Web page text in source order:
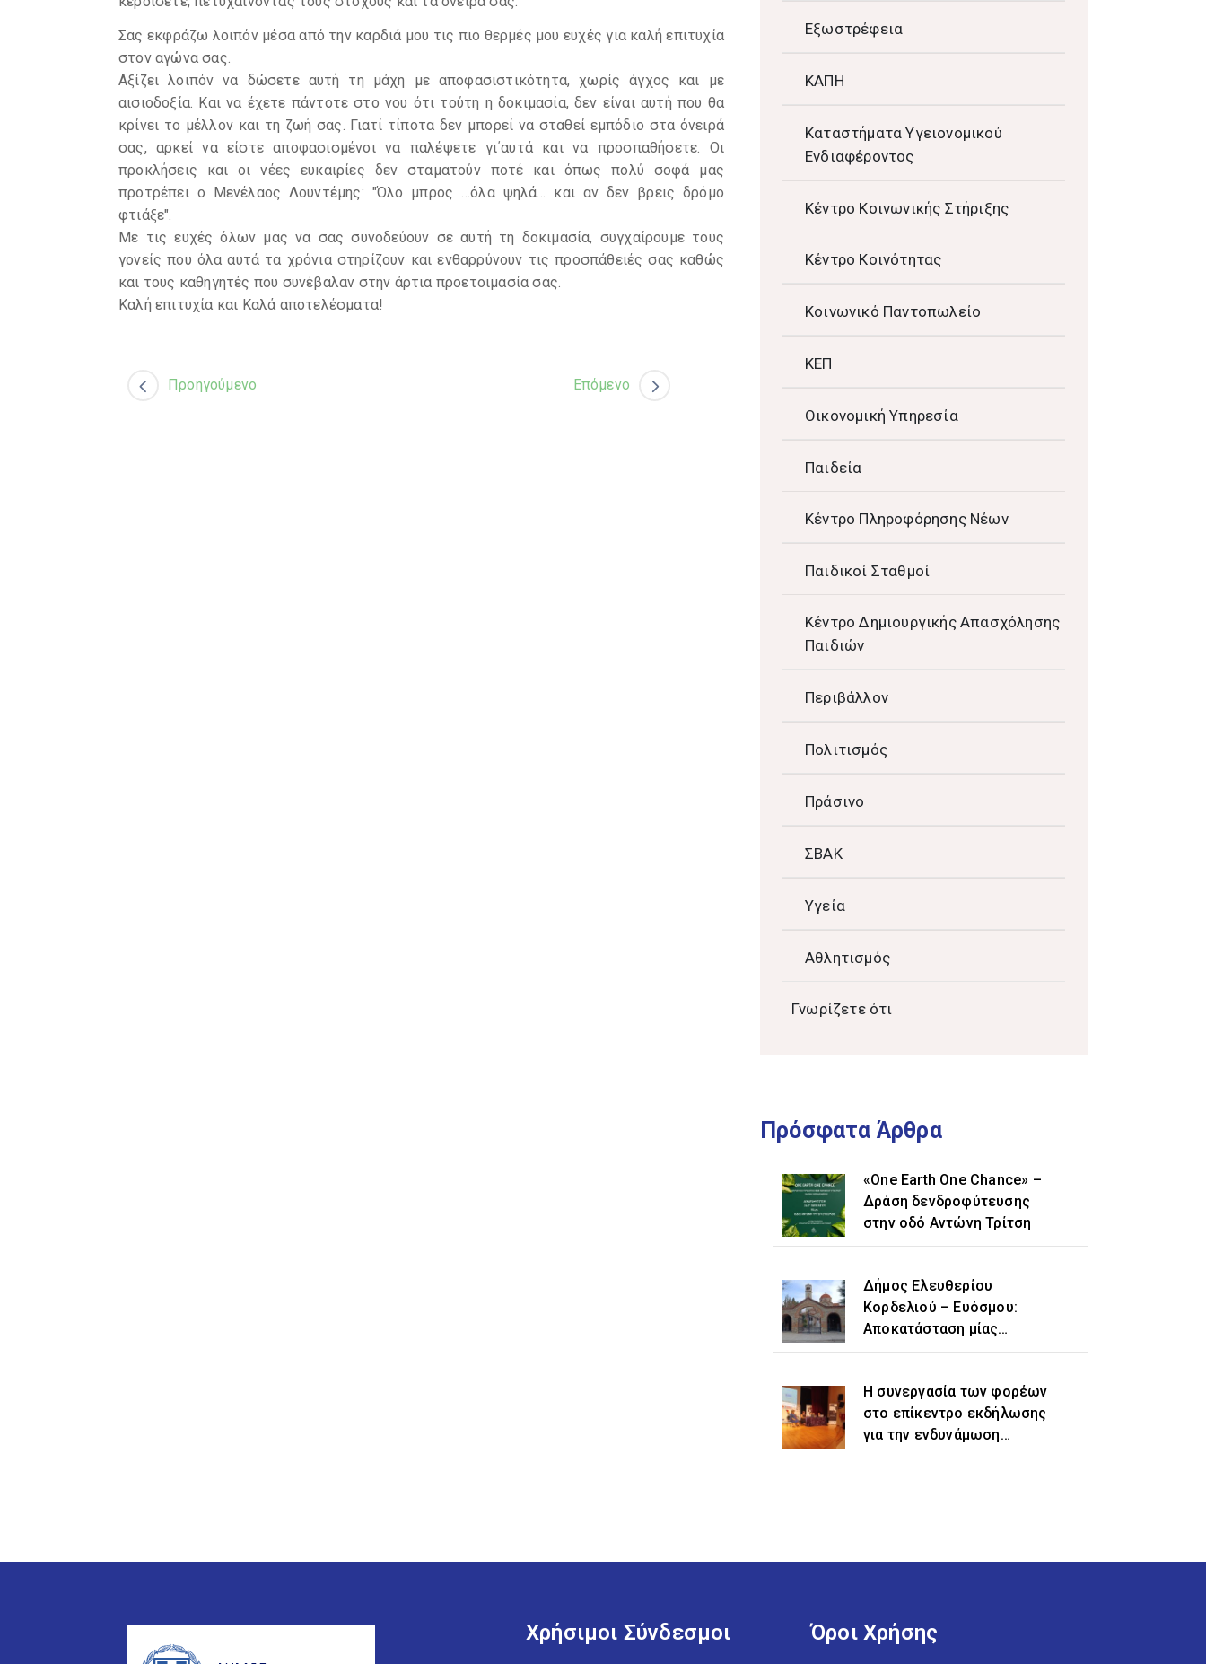
Σας εκφράζω λοιπόν μέσα από την καρδιά μου τις πιο θερμές μου ευχές για καλή επιτυχία
στον αγώνα σας.
Αξίζει λοιπόν να δώσετε αυτή τη μάχη με αποφασιστικότητα, χωρίς άγχος και με
αισιοδοξία. Και να έχετε πάντοτε στο νου ότι τούτη η δοκιμασία, δεν είναι αυτή που θα
κρίνει το μέλλον και τη ζωή σας. Γιατί τίποτα δεν μπορεί να σταθεί εμπόδιο στα όνειρά
σας, αρκεί να είστε αποφασισμένοι να παλέψετε γι΄αυτά και να προσπαθήσετε. Οι
προκλήσεις και οι νέες ευκαιρίες δεν σταματούν ποτέ και όπως πολύ σοφά μας
προτρέπει ο Μενέλαος Λουντέμης: "Όλο μπρος …όλα ψηλά… και αν δεν βρεις δρόμο
φτιάξε".
Με τις ευχές όλων μας να σας συνοδεύουν σε αυτή τη δοκιμασία, συγχαίρουμε τους
γονείς που όλα αυτά τα χρόνια στηρίζουν και ενθαρρύνουν τις προσπάθειές σας καθώς
και τους καθηγητές που συνέβαλαν στην άρτια προετοιμασία σας.
Καλή επιτυχία και Καλά αποτελέσματα!
Προηγούμενο Επόμενο
Εξωστρέφεια
ΚΑΠΗ
Καταστήματα Υγειονομικού
Ενδιαφέροντος
Κέντρο Κοινωνικής Στήριξης
Κέντρο Κοινότητας
Κοινωνικό Παντοπωλείο
ΚΕΠ
Οικονομική Υπηρεσία
Παιδεία
Κέντρο Πληροφόρησης Νέων
Παιδικοί Σταθμοί
Κέντρο Δημιουργικής Απασχόλησης
Παιδιών
Περιβάλλον
Πολιτισμός
Πράσινο
ΣΒΑΚ
Υγεία
Αθλητισμός
Γνωρίζετε ότι
Πρόσφατα Άρθρα
«One Earth One Chance» –
Δράση δενδροφύτευσης
στην οδό Αντώνη Τρίτση
Δήμος Ελευθερίου
Κορδελιού – Ευόσμου:
Αποκατάσταση μίας
ιστορικής αδικίας η
«Ελευθέριο» στην
ονομασία του δήμου
Η συνεργασία των φορέων
στο επίκεντρο εκδήλωσης
για την ενδυνάμωση
Χρήσιμοι Σύνδεσμοι Όροι Χρήσης